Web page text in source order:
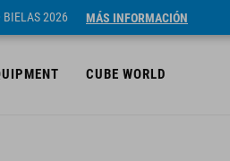
BIELAS 2026 MÁS INFORMACIÓN
CUBE WORLD